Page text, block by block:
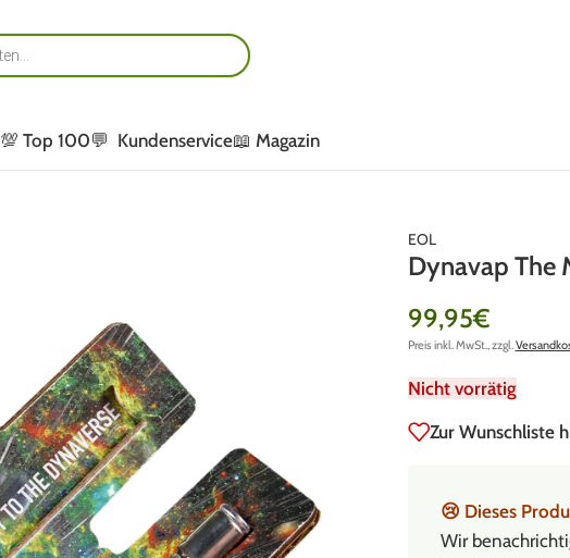
💯 Top 100💬 Kundenservice📖 Magazin
EOL
Dynavap The
99,95€
Preis inkl. MwSt., zzgl.
Nicht vorrätig
Zur Wunschliste
😢 Dieses
Wir